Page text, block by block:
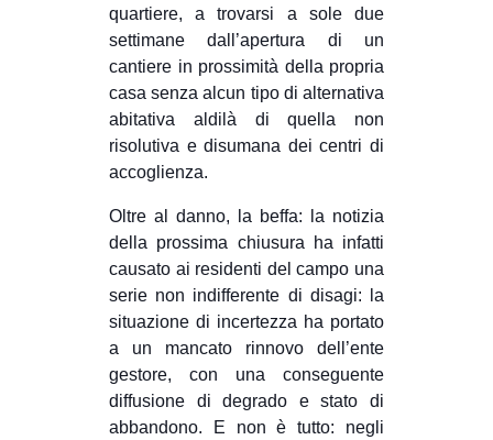
quartiere, a trovarsi a sole due
settimane dall’apertura di un
cantiere in prossimità della propria
casa senza alcun tipo di alternativa
abitativa aldilà di quella non
risolutiva e disumana dei centri di
accoglienza.
Oltre al danno, la beffa: la notizia
della prossima chiusura ha infatti
causato ai residenti del campo una
serie non indifferente di disagi: la
situazione di incertezza ha portato
a un mancato rinnovo dell’ente
gestore, con una conseguente
diffusione di degrado e stato di
abbandono. E non è tutto: negli